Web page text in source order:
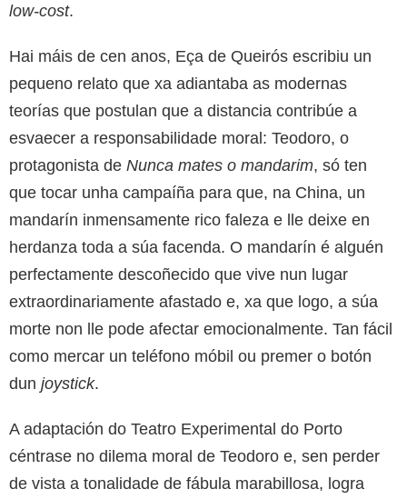
low-cost.
Hai máis de cen anos, Eça de Queirós escribiu un
pequeno relato que xa adiantaba as modernas
teorías que postulan que a distancia contribúe a
esvaecer a responsabilidade moral: Teodoro, o
protagonista de Nunca mates o mandarim, só ten
que tocar unha campaíña para que, na China, un
mandarín inmensamente rico faleza e lle deixe en
herdanza toda a súa facenda. O mandarín é alguén
perfectamente descoñecido que vive nun lugar
extraordinariamente afastado e, xa que logo, a súa
morte non lle pode afectar emocionalmente. Tan fácil
como mercar un teléfono móbil ou premer o botón
dun joystick.
A adaptación do Teatro Experimental do Porto
céntrase no dilema moral de Teodoro e, sen perder
de vista a tonalidade de fábula marabillosa, logra